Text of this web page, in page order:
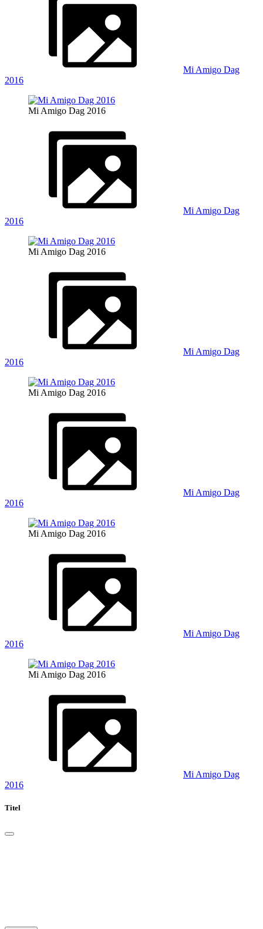
Mi Amigo Dag
2016
Mi Amigo Dag 2016
Mi Amigo Dag
2016
Mi Amigo Dag 2016
Mi Amigo Dag
2016
Mi Amigo Dag 2016
Mi Amigo Dag
2016
Mi Amigo Dag 2016
Mi Amigo Dag
2016
Mi Amigo Dag 2016
Mi Amigo Dag
2016
Titel